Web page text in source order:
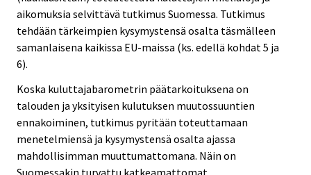
aikomuksia selvittävä tutkimus Suomessa. Tutkimus
tehdään tärkeimpien kysymystensä osalta täsmälleen
samanlaisena kaikissa EU-maissa (ks. edellä kohdat 5 ja
6).
Koska kuluttajabarometrin päätarkoituksena on
talouden ja yksityisen kulutuksen muutossuuntien
ennakoiminen, tutkimus pyritään toteuttamaan
menetelmiensä ja kysymystensä osalta ajassa
mahdollisimman muuttumattomana. Näin on